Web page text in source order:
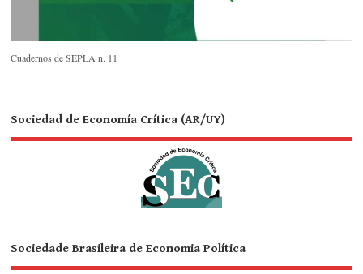
Cuadernos de SEPLA n. 11
Sociedad de Economía Crítica (AR/UY)
Sociedade Brasileira de Economia Política